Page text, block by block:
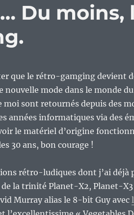
Du moins,
que le rétro-gamging devient
nouvelle mode dans le monde
moi sont retournés depuis des
années informatiques via des
le matériel d’origine
30 ans, bon courage !
rétro-ludiques dont j’ai déjà
de la trinité Planet-X2, Planet-
Murray alias le 8-bit Guy avec